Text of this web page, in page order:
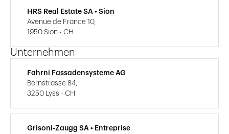
HRS Real Estate SA • Sion
Avenue de France 10,
1950 Sion - CH
Unternehmen
Fahrni Fassadensysteme AG
Bernstrasse 84,
3250 Lyss - CH
Grisoni-Zaugg SA • Entreprise